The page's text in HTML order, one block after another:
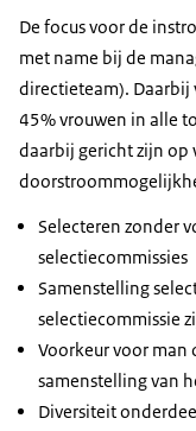
De focus voor de
met name bij de
directieteam). Daarbij
45% vrouwen in alle
daarbij gericht zijn op
Selecteren zonder
selectiecommissies
Samenstelling
selectiecommissie
Voorkeur voor man
samenstelling van
Diversiteit